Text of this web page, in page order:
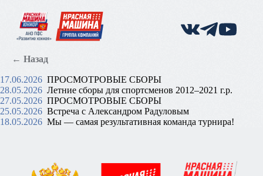
← Назад
17.06.2026 ПРОСМОТРОВЫЕ СБОРЫ
28.05.2026 Летние сборы для спортсменов 2012–2021 г.р.
27.05.2026 ПРОСМОТРОВЫЕ СБОРЫ
25.05.2026 Встреча с Александром Радуловым
18.05.2026 Мы — самая результативная команда турнира!